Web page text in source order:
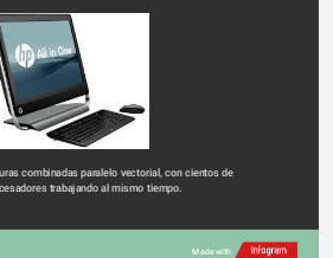
combinadas paralelo vectorial, con cientos de
trabajando al mismo tiempo.
Made with